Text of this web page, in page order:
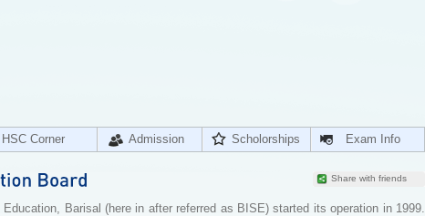
HSC Corner Admission Scholorships Exam Info
Share with friends
Barisal (here in after referred as BISE) started its operation in 1999.